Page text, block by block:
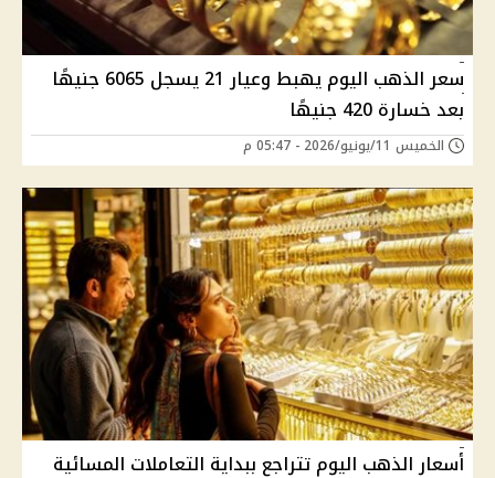
سعر الذهب اليوم يهبط وعيار 21 يسجل 6065 جنيهًا
بعد خسارة 420 جنيهًا
الخميس 11/يونيو/2026 - 05:47 م
أسعار الذهب اليوم تتراجع ببداية التعاملات المسائية